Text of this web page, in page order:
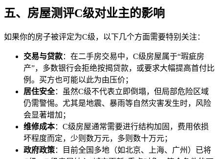
五、房屋测评C级对业主的影响
如果你的房子被评定为C级，以下几个方面需要特别关注：
交易与贷款：在二手房交易中，C级房屋属于“瑕疵房
产”，多数银行会拒绝按揭贷款，或要求大幅提高首付比
例。买方也可能以此为由压价；
居住安全：虽然C级不代表立即倒塌，但局部危险区域
仍需警惕。尤其是地震、暴雨等自然灾害发生时，风险
会显著增加；
维修成本：C级房屋通常需要进行结构加固，费用依损
坏程度而定，少则数万元，多则数十万元；
政府政策：目前全国多地（如北京、上海、广州）已将